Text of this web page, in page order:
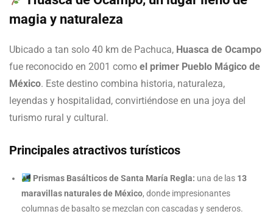
magia y naturaleza
Ubicado a tan solo 40 km de Pachuca, Huasca de Ocampo
fue reconocido en 2001 como el primer Pueblo Mágico de
México. Este destino combina historia, naturaleza,
leyendas y hospitalidad, convirtiéndose en una joya del
turismo rural y cultural.
Principales atractivos turísticos
Prismas Basálticos de Santa María Regla: una de las 13
maravillas naturales de México, donde impresionantes
columnas de basalto se mezclan con cascadas y senderos.